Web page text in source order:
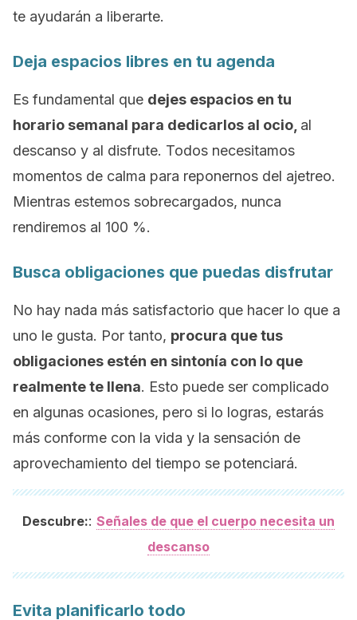
te ayudarán a liberarte.
Deja espacios libres en tu agenda
Es fundamental que dejes espacios en tu
horario semanal para dedicarlos al ocio, al
descanso y al disfrute. Todos necesitamos
momentos de calma para reponernos del ajetreo.
Mientras estemos sobrecargados, nunca
rendiremos al 100 %.
Busca obligaciones que puedas disfrutar
No hay nada más satisfactorio que hacer lo que a
uno le gusta. Por tanto, procura que tus
obligaciones estén en sintonía con lo que
realmente te llena. Esto puede ser complicado
en algunas ocasiones, pero si lo logras, estarás
más conforme con la vida y la sensación de
aprovechamiento del tiempo se potenciará.
Descubre:: Señales de que el cuerpo necesita un
descanso
Evita planificarlo todo